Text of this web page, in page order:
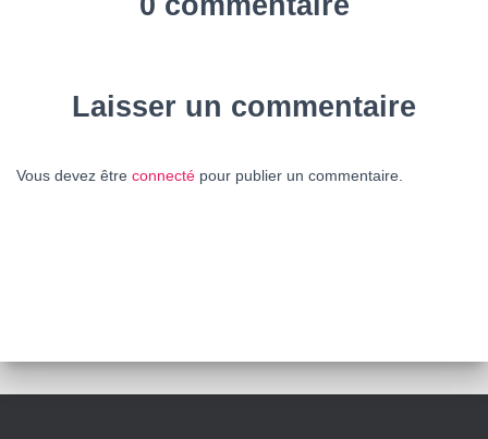
Laisser un commentaire
Vous devez être connecté pour publier un commentaire.